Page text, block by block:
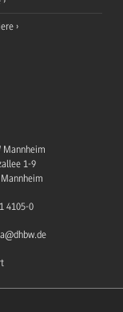
Mannheim
1-9
Mannheim
4105-0
@dhbw.de